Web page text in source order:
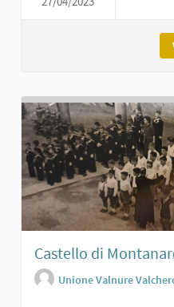
Castello di
Unione Valnure